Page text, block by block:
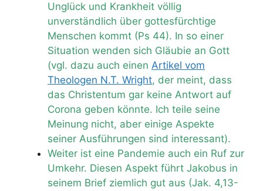
Unglück und Krankheit völlig
unverständlich über gottesfürchtige
Menschen kommt (Ps 44). In so einer
Situation wenden sich Gläubie an Gott
(vgl. dazu auch einen Artikel vom
Theologen N.T. Wright, der meint, dass
das Christentum gar keine Antwort auf
Corona geben könnte. Ich teile seine
Meinung nicht, aber einige Aspekte
seiner Ausführungen sind interessant).
Weiter ist eine Pandemie auch ein Ruf zur
Umkehr. Diesen Aspekt führt Jakobus in
seinem Brief ziemlich gut aus (Jak. 4,13-